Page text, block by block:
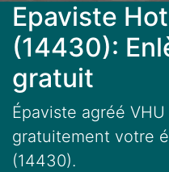
Epaviste
(14430):
gratuit
Épaviste agréé
gratuitement votre
(14430).